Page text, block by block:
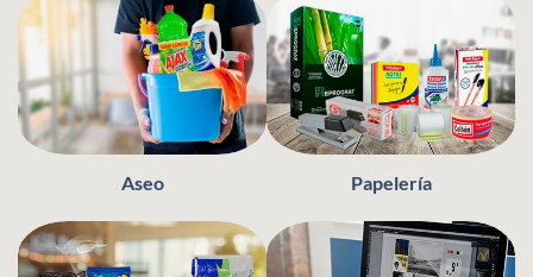
Aseo Papelería